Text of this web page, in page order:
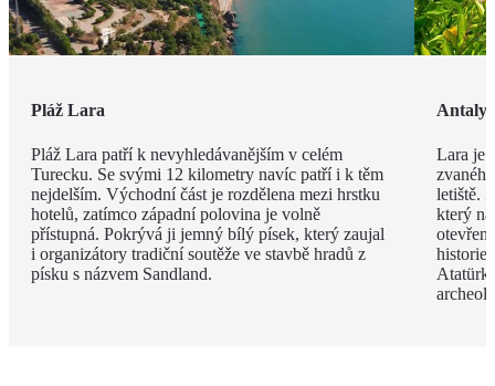
Pláž Lara
Pláž Lara patří k nevyhledávanějším v celém
Turecku. Se svými 12 kilometry navíc patří i k těm
nejdelším. Východní část je rozdělena mezi hrstku
hotelů, zatímco západní polovina je volně
přístupná. Pokrývá ji jemný bílý písek, který zaujal
i organizátory tradiční soutěže ve stavbě hradů z
písku s názvem Sandland.
Lara je
letiště.
který
historie